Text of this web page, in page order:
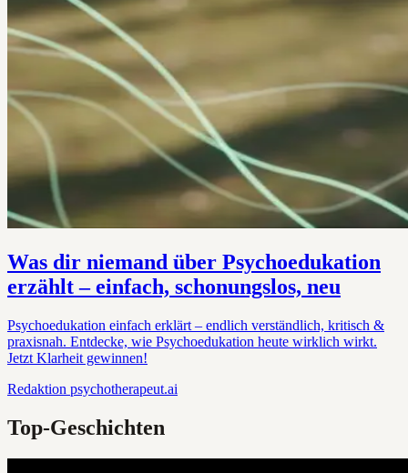
Was dir niemand über Psychoedukation
erzählt – einfach, schonungslos, neu
Psychoedukation einfach erklärt – endlich verständlich, kritisch &
praxisnah. Entdecke, wie Psychoedukation heute wirklich wirkt.
Jetzt Klarheit gewinnen!
Redaktion psychotherapeut.ai
Top-Geschichten